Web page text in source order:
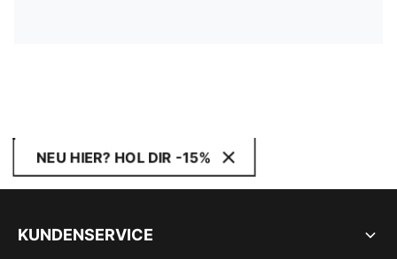
NEU HIER? HOL DIR -15%
KUNDENSERVICE